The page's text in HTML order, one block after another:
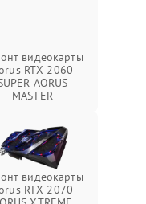
видеокарты
RTX 2060
AORUS
MASTER
видеокарты
RTX 2070